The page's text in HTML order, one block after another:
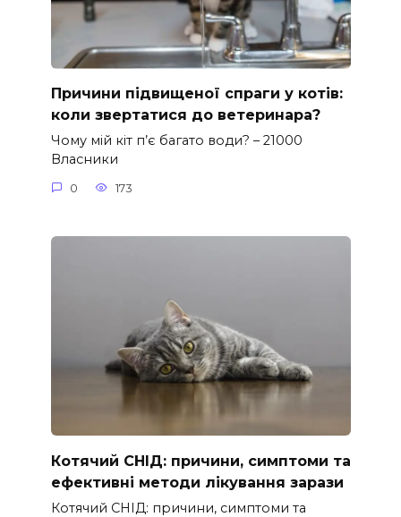
Причини підвищеної спраги у котів:
коли звертатися до ветеринара?
Чому мій кіт п’є багато води? – 21000
Власники
0 173
Котячий СНІД: причини, симптоми та
ефективні методи лікування зарази
Котячий СНІД: причини, симптоми та